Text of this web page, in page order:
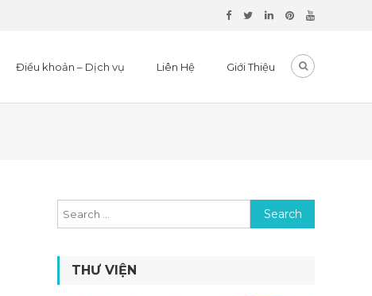
Điều khoản – Dịch vụ Liên Hệ Giới Thiệu
Search for:
THƯ VIỆN